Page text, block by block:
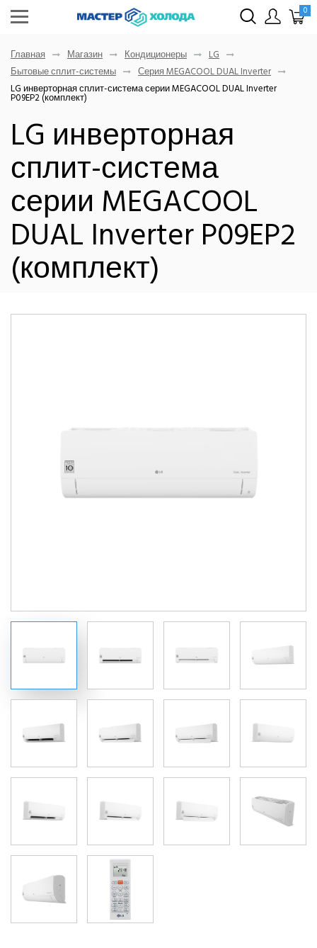
0
Главная Магазин Кондиционеры
LG
Бытовые сплит-системы
Серия MEGACOOL DUAL Inverter
LG инверторная сплит-система серии MEGACOOL DUAL Inverter
P09EP2 (комплект)
LG инверторная
сплит-система
серии MEGACOOL
DUAL Inverter P09EP2
(комплект)